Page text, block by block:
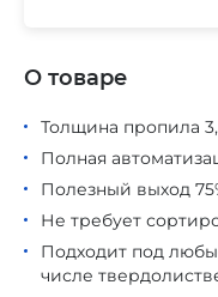
Толщина пропила
Полная
Полезный выход
Не требует
Подходит под
числе
О товаре